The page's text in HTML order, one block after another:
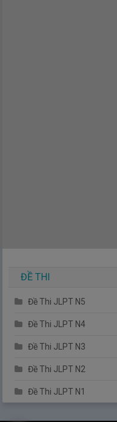
ĐỀ THI
Đề Thi JLPT N5
Đề Thi JLPT N4
Đề Thi JLPT N3
Đề Thi JLPT N2
Đề Thi JLPT N1